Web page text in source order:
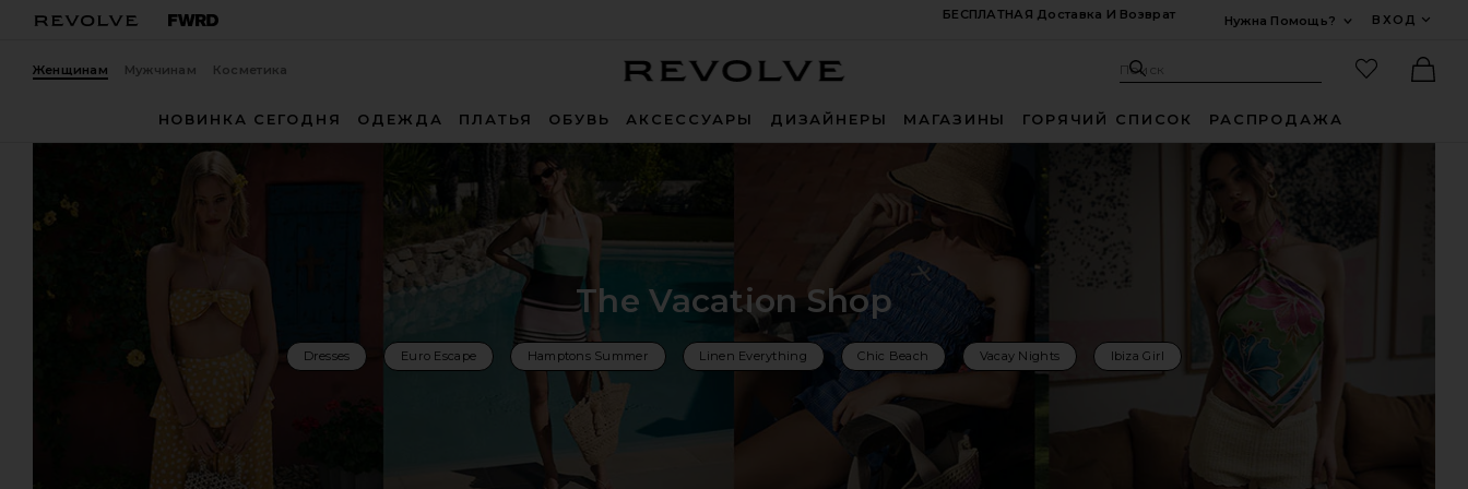
БЕСПЛАТНАЯ Доставка И Возврат
Нужна Помощь?
ВХОД
Женщинам Мужчинам Косметика Поиск: Site
Поиск
НОВИНКА СЕГОДНЯ ОДЕЖДА ПЛАТЬЯ ОБУВЬ АКСЕССУАРЫ ДИЗАЙНЕРЫ МАГАЗИНЫ ГОРЯЧИЙ СПИСОК РАСПРОДАЖА
The Vacation Shop
Dresses Euro Escape Hamptons Summer Linen Everything Chic Beach Vacay Nights Ibiza Girl